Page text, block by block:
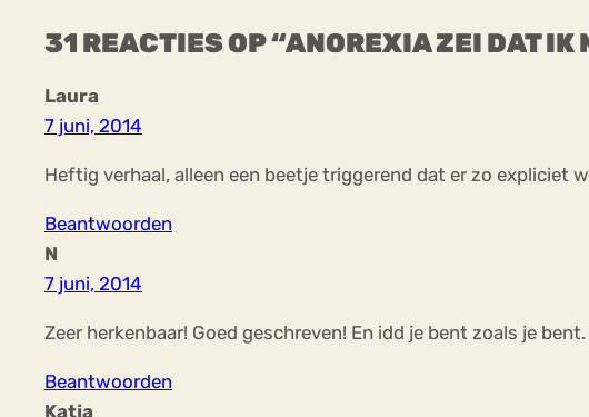
31 REACTIES OP “ANOREXIA ZEI DAT IK
Laura
7 juni, 2014
Heftig verhaal, alleen een beetje triggerend dat er zo expliciet
Beantwoorden
N
7 juni, 2014
Zeer herkenbaar! Goed geschreven! En idd je bent zoals je
Beantwoorden
Katja